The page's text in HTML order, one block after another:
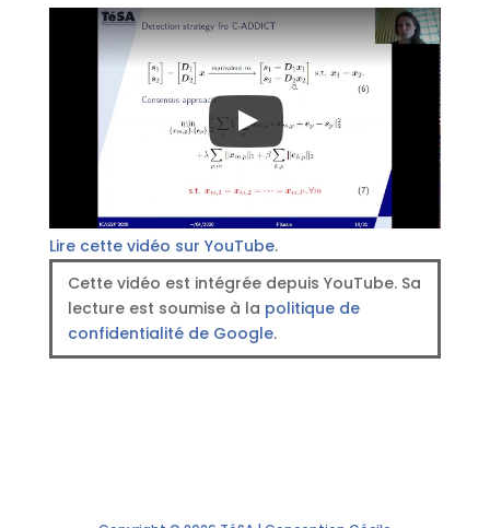
Lire cette vidéo sur YouTube.
Cette vidéo est intégrée depuis YouTube. Sa
lecture est soumise à la politique de
confidentialité de Google.